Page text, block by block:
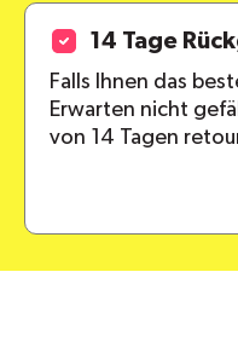
14 Tage
Falls Ihnen das
Erwarten nicht
von 14 Tagen